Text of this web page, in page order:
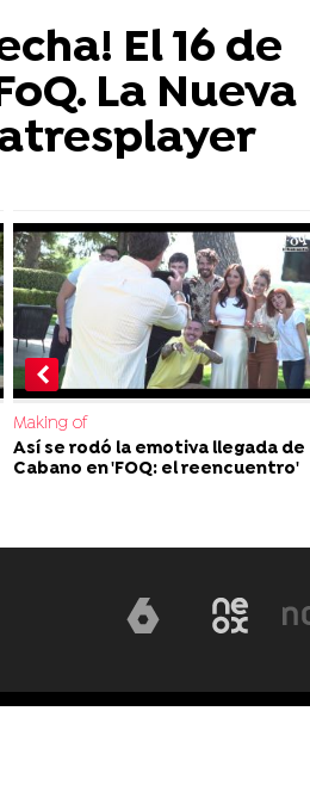
El 16 de
La Nueva
Making of
Así se rodó la emotiva llegada de
Cabano en 'FOQ: el reencuentro'